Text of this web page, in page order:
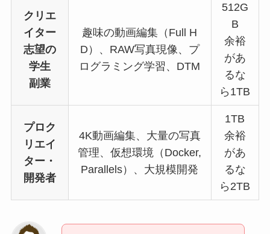
クリエ
イター
志望の
学生
副業
趣味の動画編集（Full H
D）、RAW写真現像、プ
ログラミング学習、DTM
512G
B
余裕
があ
るな
ら1TB
プロク
リエイ
ター・
開発者
4K動画編集、大量の写真
管理、仮想環境（Docker,
Parallels）、大規模開発
1TB
余裕
があ
るな
ら2TB